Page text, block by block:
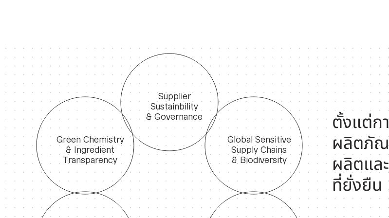
Supplier
Sustainbility
& Governance
Global Sensitive
Supply Chains
& Biodiversity
Green Chemistry
& Ingredient
Transparency
ตั้งแต่ก
ผลิตภัณ
ผลิตแล
ที่ยั่งยืน